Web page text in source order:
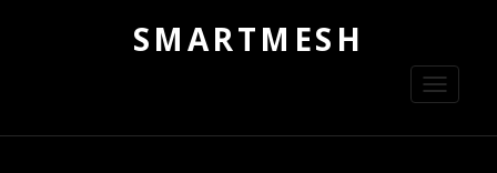
SMARTMESH
Toggle